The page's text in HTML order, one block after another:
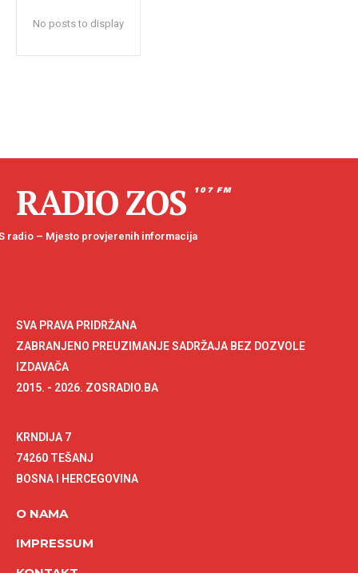
No posts to display
RADIO ZOS 107 FM
radio – Mjesto provjerenih informacija
SVA PRAVA PRIDRŽANA
ZABRANJENO PREUZIMANJE SADRŽAJA BEZ DOZVOLE
IZDAVAČA
2015. - 2026. ZOSRADIO.BA
KRNDIJA 7
74260 TEŠANJ
BOSNA I HERCEGOVINA
O NAMA
IMPRESSUM